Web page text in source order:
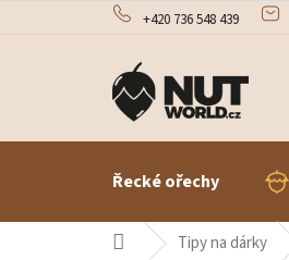
+420 736 548 439
Řecké ořechy
Domů Tipy na dárky